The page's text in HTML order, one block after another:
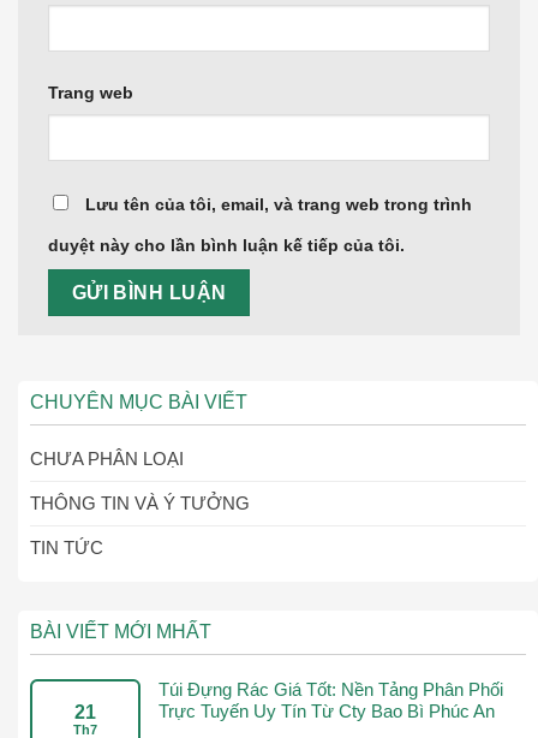
CHUYÊN MỤC BÀI VIẾT
CHƯA PHÂN LOẠI
THÔNG TIN VÀ Ý TƯỞNG
TIN TỨC
BÀI VIẾT MỚI MHẤT
21
Th7
Túi Đựng Rác Giá Tốt: Nền Tảng Phân Phối
Trực Tuyến Uy Tín Từ Cty Bao Bì Phúc An
Trang web
Lưu tên của tôi, email, và trang web trong trình
duyệt này cho lần bình luận kế tiếp của tôi.